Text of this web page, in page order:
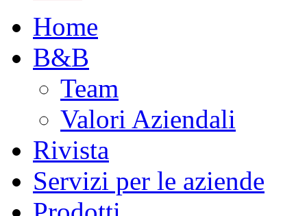
Home
B&B
Team
Valori Aziendali
Rivista
Servizi per le aziende